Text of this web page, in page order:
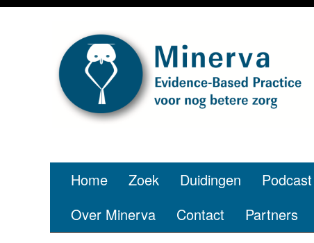
Je bent jong
Home Zoek Duidingen Podcast
Over Minerva
Contact Partners